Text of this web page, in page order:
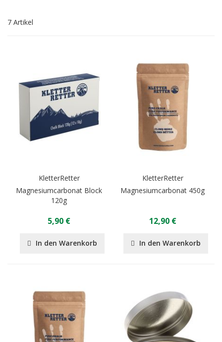
7 Artikel
KletterRetter
Magnesiumcarbonat Block
120g
5,90 €
In den Warenkorb
KletterRetter
Magnesiumcarbonat 450g
12,90 €
In den Warenkorb